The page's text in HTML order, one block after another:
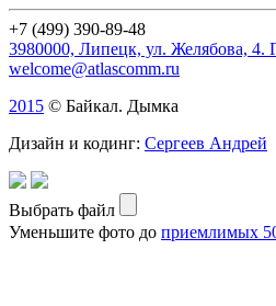
+7 (499) 390-89-48
3980000, Липецк, ул. Желябова, 4.
welcome@atlascomm.ru
2015 © Байкал. Дымка
Дизайн и кодинг: Сергеев Андрей
Выбрать файл
Уменьшите фото до приемлимых